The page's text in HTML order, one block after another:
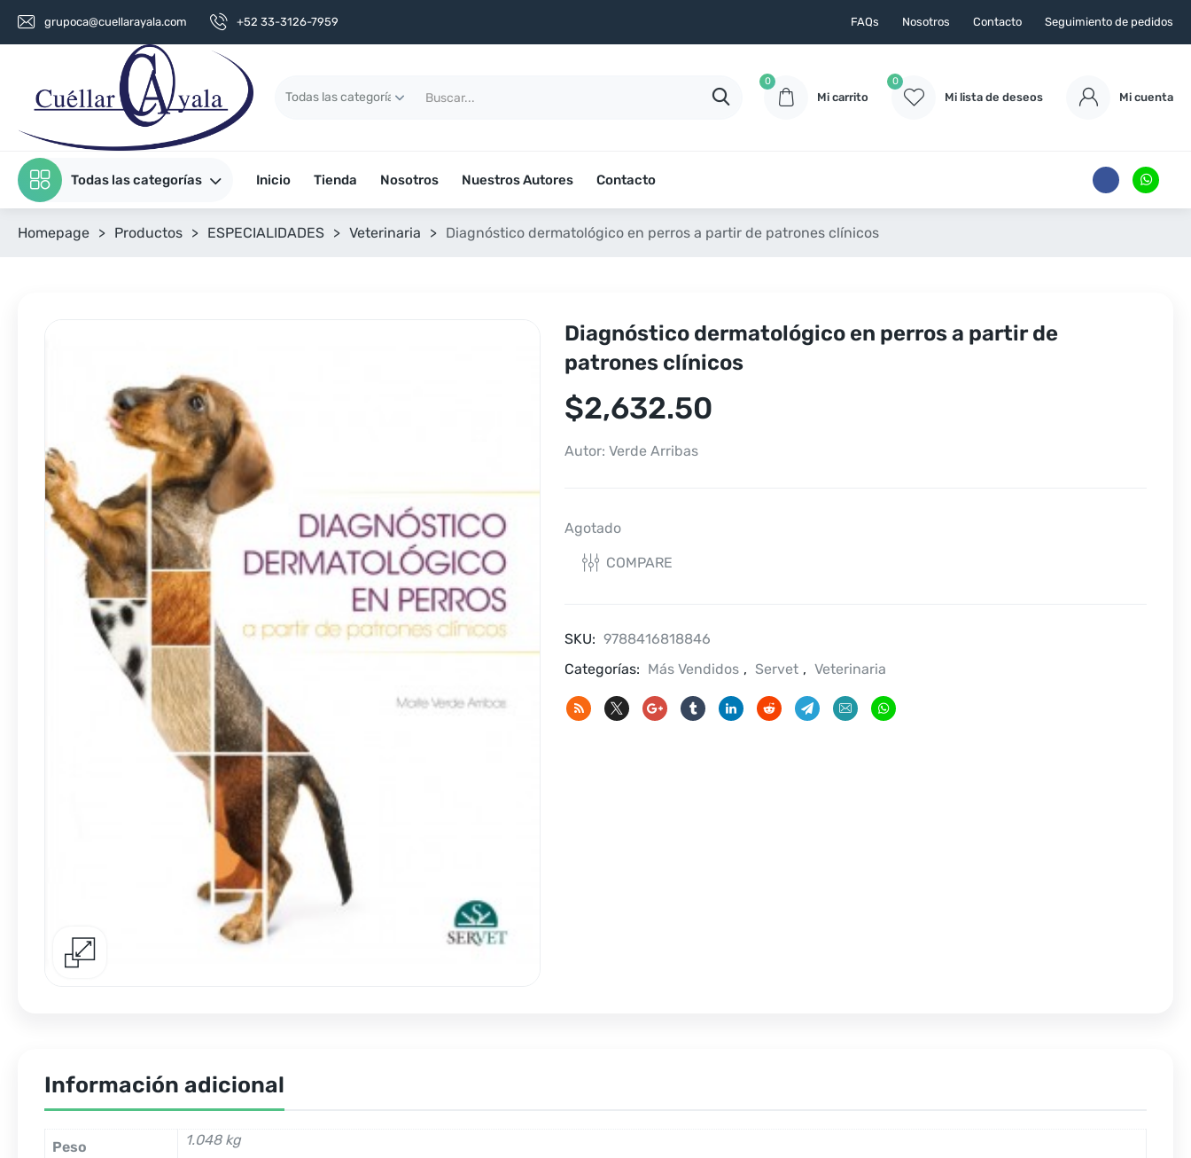
grupoca@cuellarayala.com +52 33-3126-7959 FAQs Nosotros Contacto Seguimiento de pedidos
0
Mi carrito
0
Mi lista de deseos Mi cuenta
Todas las categorías Inicio Tienda Nosotros Nuestros Autores Contacto
Homepage > Productos > ESPECIALIDADES > Veterinaria > Diagnóstico dermatológico en perros a partir de patrones clínicos
Diagnóstico dermatológico en perros a partir de
patrones clínicos
$2,632.50
Autor: Verde Arribas
Agotado
COMPARE
SKU: 9788416818846
Categorías: Más Vendidos , Servet , Veterinaria
Información adicional
Peso 1.048 kg